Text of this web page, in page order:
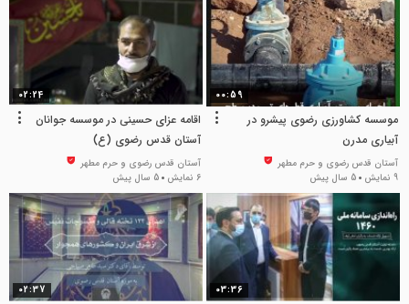
00:59
موسسه کشاورزی رضوی پیشرو در
آبیاری مدرن
آستان قدس رضوی و حرم مطهر
9 نمایش
5 سال پیش
02:24
اقامه عزای حسینی در موسسه جوانان
آستان قدس رضوی (ع)
آستان قدس رضوی و حرم مطهر
6 نمایش
5 سال پیش
03:36
02:37